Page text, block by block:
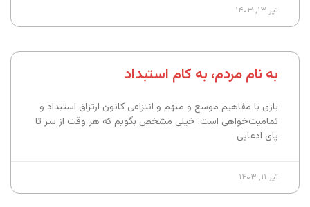
تیر ۱۳, ۱۴۰۳
به نام مردم، به کام استبداد
بازی با مفاهیم موسع و مبهم و انتزاعی کانون ارتزاق استبداد و
تمامیت‌خواهی است. خیلی مشخص بگویم که هر وقت از سر تا
پای ادعایی
تیر ۱۱, ۱۴۰۳